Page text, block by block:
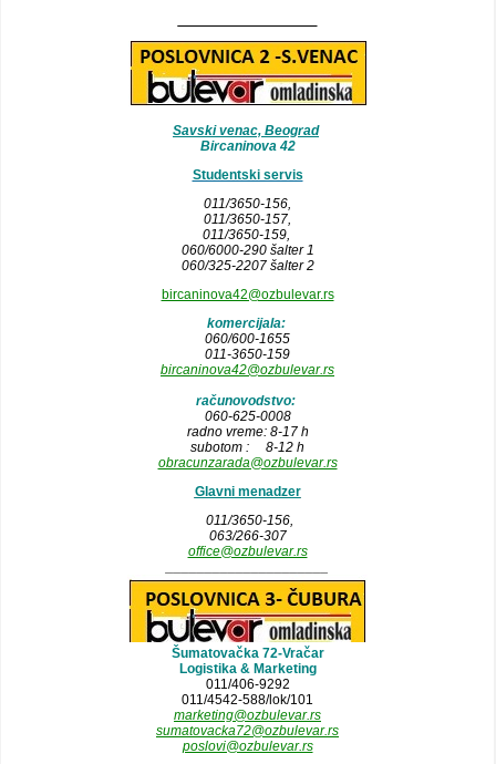
Savski venac, Beograd
Bircaninova 42
Studentski servis
011/3650-156,
011/3650-157,
011/3650-159,
060/6000-290 šalter 1
060/325-2207 šalter 2
bircaninova42@ozbulevar.rs
komercijala:
060/600-1655
011-3650-159
bircaninova42@ozbulevar.rs
računovodstvo:
060-625-0008
radno vreme: 8-17 h
subotom : 8-12 h
obracunzarada@ozbulevar.rs
Glavni menadzer
011/3650-156,
063/266-307
office@ozbulevar.rs
Šumatovačka 72-Vračar
Logistika & Marketing
011/406-9292
011/4542-588/lok/101
marketing@ozbulevar.rs
sumatovacka72@ozbulevar.rs
poslovi@ozbulevar.rs